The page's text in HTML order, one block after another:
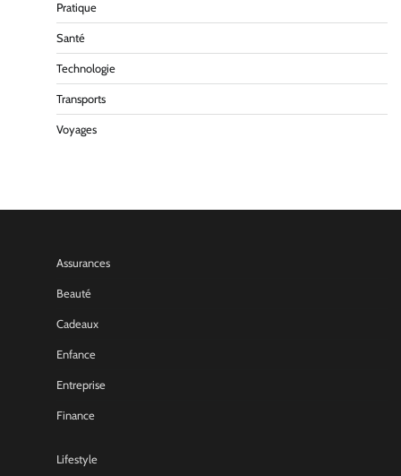
Pratique
Santé
Technologie
Transports
Voyages
Assurances
Beauté
Cadeaux
Enfance
Entreprise
Finance
Lifestyle